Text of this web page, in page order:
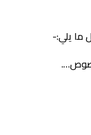
ما يلي:-